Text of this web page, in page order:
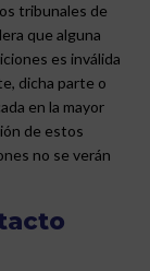
tribunales de
que alguna
es inválida
dicha parte o
en la mayor
de estos
no se verán